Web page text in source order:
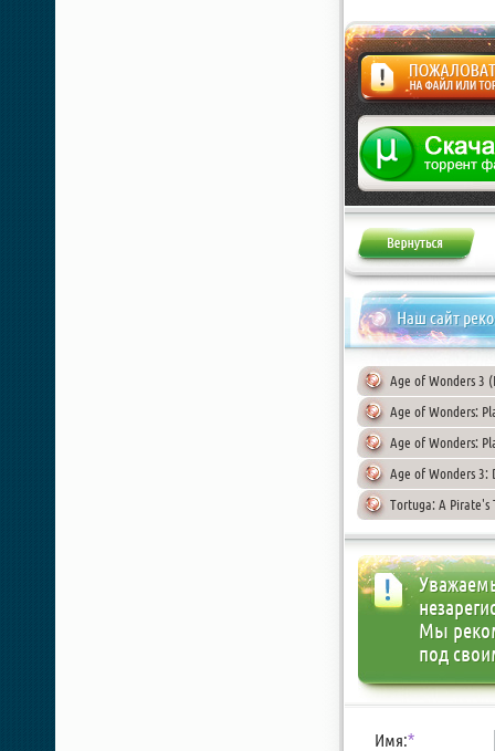
Жалоба
Наш сайт
Age of Wonders 3
Age of Wonders:
Age of Wonders:
Age of Wonders 3:
Tortuga: A Pirate's
Мы
под
Имя:*